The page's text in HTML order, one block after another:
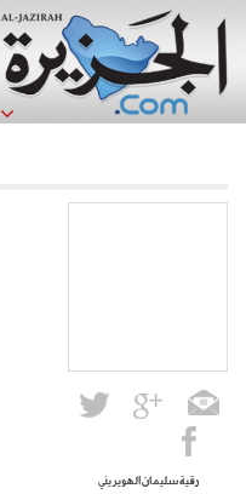
رقية سليمان الهويريني